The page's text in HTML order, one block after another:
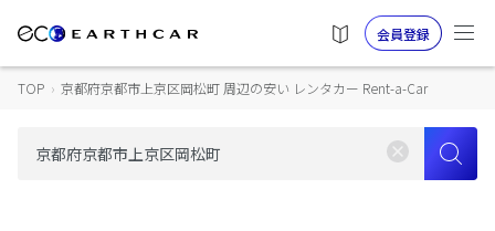
会員登録
TOP › 京都府京都市上京区岡松町 周辺の安い レンタカー Rent-a-Car